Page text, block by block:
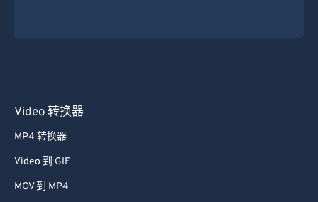
Video 转换器
MP4 转换器
Video 到 GIF
MOV 到 MP4